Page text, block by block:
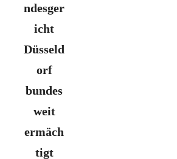
ndesger
icht
Düsseld
orf
bundes
weit
ermäch
tigt